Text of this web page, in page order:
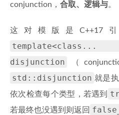
conjunction， 合取、逻辑与。
这对模版是C++17
disjunction
（
std::disjunction 就是
依次检查每个类型，若遇到
若最终也没遇到则返回